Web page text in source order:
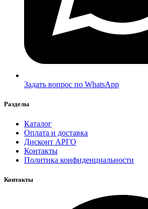
Задать вопрос по WhatsApp
Разделы
Каталог
Оплата и доставка
Дисконт АРГО
Контакты
Политика конфиденциальности
Контакты